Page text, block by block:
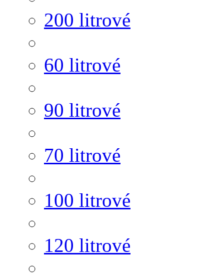
200 litrové
60 litrové
90 litrové
70 litrové
100 litrové
120 litrové